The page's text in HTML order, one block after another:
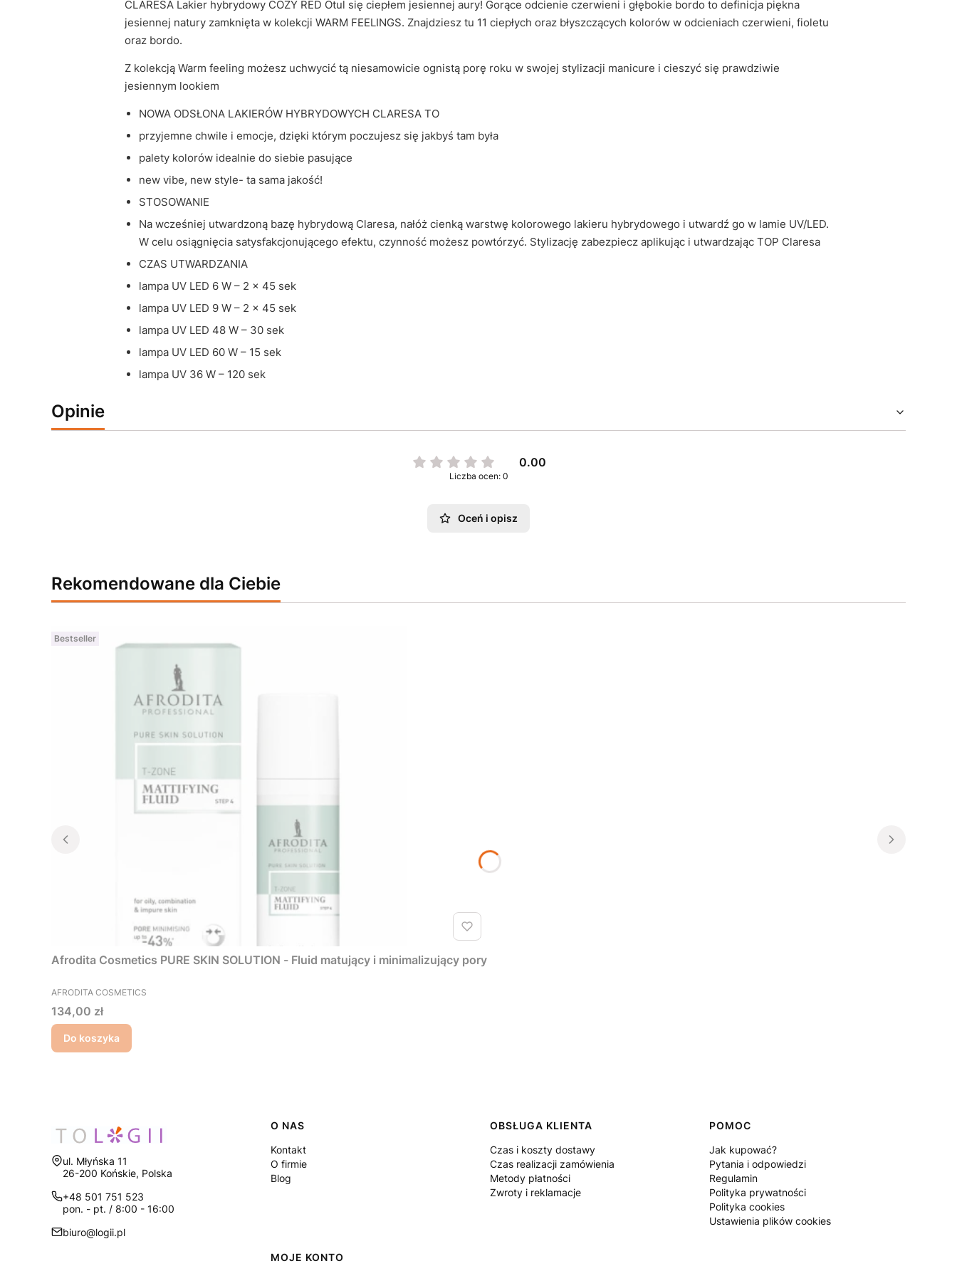
CLARESA Lakier hybrydowy COZY RED Otul się ciepłem jesiennej aury! Gorące odcienie czerwieni i głębokie bordo to definicja piękna
jesiennej natury zamknięta w kolekcji WARM FEELINGS. Znajdziesz tu 11 ciepłych oraz błyszczących kolorów w odcieniach czerwieni, fioletu
oraz bordo.
Z kolekcją Warm feeling możesz uchwycić tą niesamowicie ognistą porę roku w swojej stylizacji manicure i cieszyć się prawdziwie
jesiennym lookiem
NOWA ODSŁONA LAKIERÓW HYBRYDOWYCH CLARESA TO
przyjemne chwile i emocje, dzięki którym poczujesz się jakbyś tam była
palety kolorów idealnie do siebie pasujące
new vibe, new style- ta sama jakość!
STOSOWANIE
Na wcześniej utwardzoną bazę hybrydową Claresa, nałóż cienką warstwę kolorowego lakieru hybrydowego i utwardź go w lamie UV/LED.
W celu osiągnięcia satysfakcjonującego efektu, czynność możesz powtórzyć. Stylizację zabezpiecz aplikując i utwardzając TOP Claresa
CZAS UTWARDZANIA
lampa UV LED 6 W – 2 x 45 sek
lampa UV LED 9 W – 2 x 45 sek
lampa UV LED 48 W – 30 sek
lampa UV LED 60 W – 15 sek
lampa UV 36 W – 120 sek
Opinie
0.00
Liczba ocen: 0
Oceń i opisz
Rekomendowane dla Ciebie
Bestseller
Afrodita Cosmetics PURE SKIN SOLUTION - Fluid matujący i minimalizujący pory
PRODUCENT
AFRODITA COSMETICS
Cena
134,00 zł
Do koszyka
Adres:
ul. Młyńska 11
26-200 Końskie, Polska
+48 501 751 523
pon. - pt. / 8:00 - 16:00
biuro@logii.pl
Linki w stopce
O NAS
Kontakt
O firmie
Blog
OBSŁUGA KLIENTA
Czas i koszty dostawy
Czas realizacji zamówienia
Metody płatności
Zwroty i reklamacje
POMOC
Jak kupować?
Pytania i odpowiedzi
Regulamin
Polityka prywatności
Polityka cookies
Ustawienia plików cookies
MOJE KONTO